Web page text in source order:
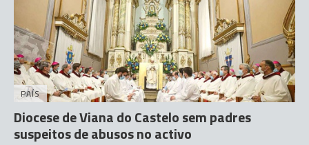
PAÍS
Diocese de Viana do Castelo sem padres
suspeitos de abusos no activo